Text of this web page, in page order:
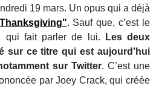
19 mars. Un opus qui a déjà
. Sauf que, c’est le
qui fait parler de lui.
Les deux
sur ce titre qui est aujourd’hui
sur Twitter. C’est une
par Joey Crack, qui créée